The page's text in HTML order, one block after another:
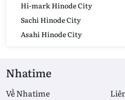
Hi-mark Hinode City
Sachi Hinode City
Asahi Hinode City
Nhatime
Về Nhatime